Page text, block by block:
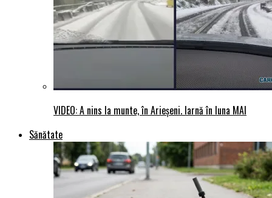
VIDEO: A nins la munte, în Arieșeni. Iarnă în luna MAI
Sănătate